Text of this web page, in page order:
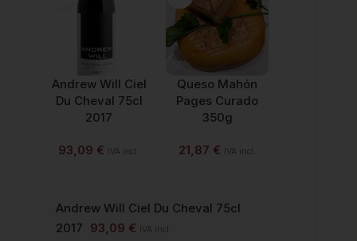
Andrew Will Ciel
Du Cheval 75cl
2017
93,09 € IVA incl.
Queso Mahón
Pages Curado
350g
21,87 € IVA incl.
Andrew Will Ciel Du Cheval 75cl
2017 93,09 € IVA incl.